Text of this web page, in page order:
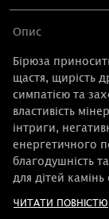
Опис
Бірюза
щастя, щирість
симпатією та
властивість
інтриги,
енергетичного
благодушність
для дітей
ЧИТАТИ ПОВНІСТЮ